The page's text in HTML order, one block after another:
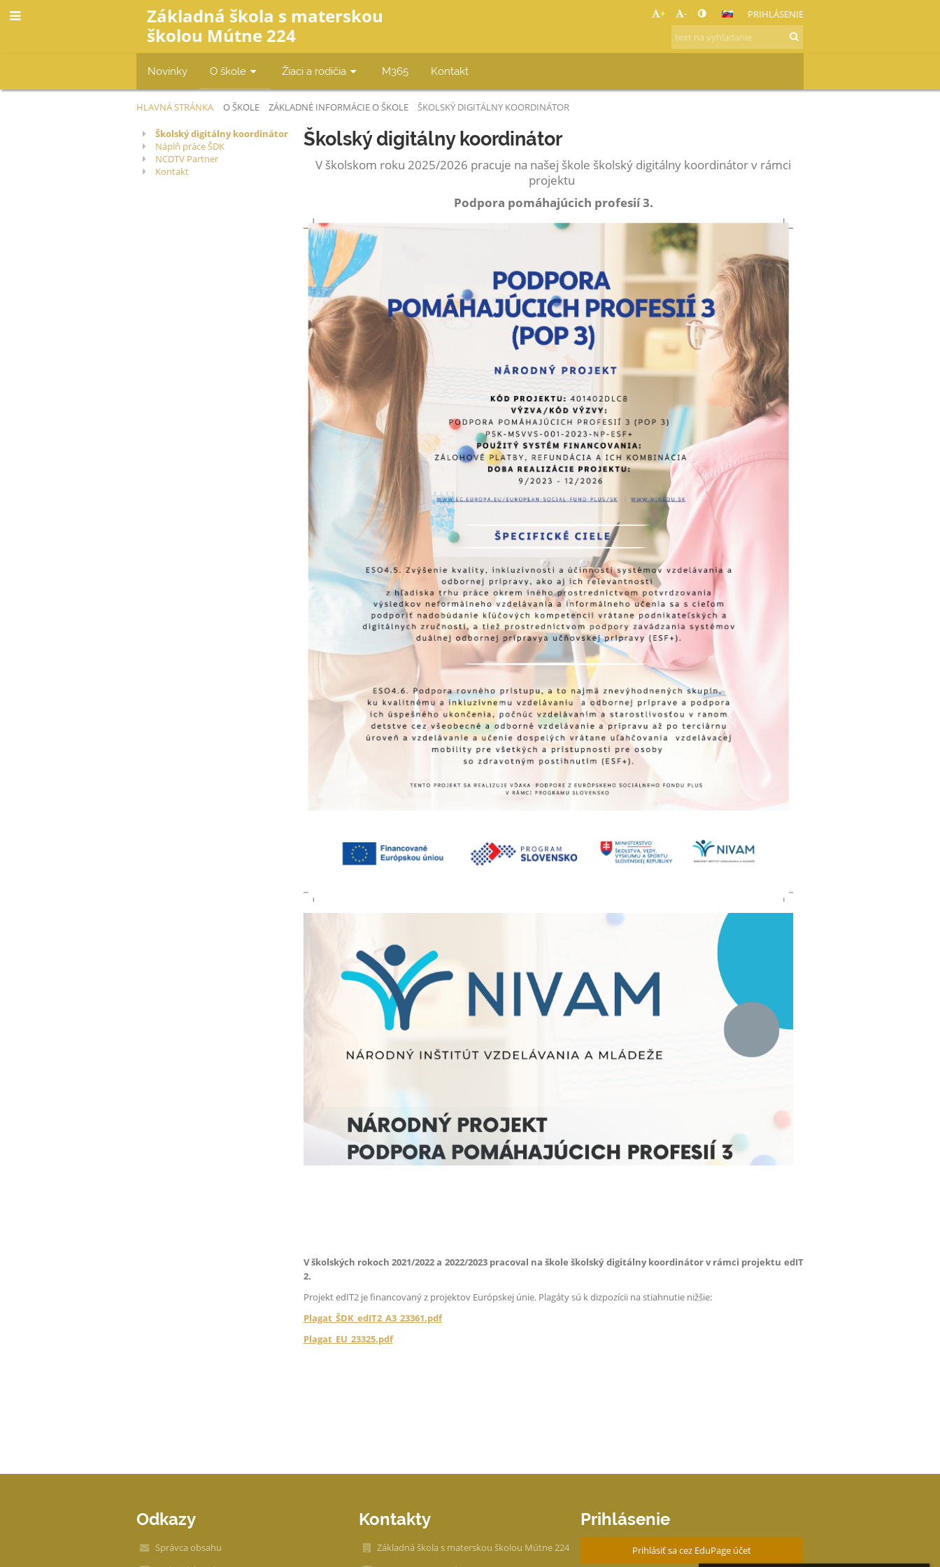
Základná škola s materskou
školou Mútne 224
+ - PRIHLÁSENIE
Novinky O škole Žiaci a rodičia M365 Kontakt
HLAVNÁ STRÁNKA O ŠKOLE ZÁKLADNÉ INFORMÁCIE O ŠKOLE ŠKOLSKÝ DIGITÁLNY KOORDINÁTOR
Školský
digitálny
Školský digitálny koordinátor
Náplň práce ŠDK
NCDTV Partner
Kontakt
Školský digitálny koordinátor
V školskom roku 2025/2026 pracuje na našej škole školský digitálny koordinátor v rámci
projektu
Podpora pomáhajúcich profesií3.
V školských rokoch 2021/2022 a 2022/2023 pracoval na škole školský digitálny koordinátor v rámci projektu edIT
2.
Projekt edIT2 je financovaný z projektov Európskej únie. Plagáty sú k dizpozícii na stiahnutie nižšie:
Plagat_ŠDK_edIT2_A3_23361.pdf
Plagat_EU_23325.pdf
Odkazy
Správca obsahu
Kontakty
Základná škola s materskou školou Mútne 224
Prihlásenie
Prihlásiť sa cez EduPage účet